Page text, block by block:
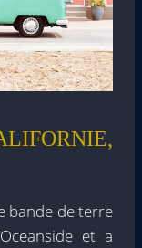
bande de terre
et a